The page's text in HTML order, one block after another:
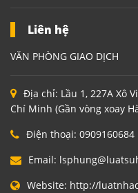
Liên hệ
VĂN PHÒNG GIAO DỊCH
Địa chỉ: Lầu 1, 227A Xô
Chí Minh (Gần vòng xoay
Điện thoại: 0909160684
Email:
Website: http://